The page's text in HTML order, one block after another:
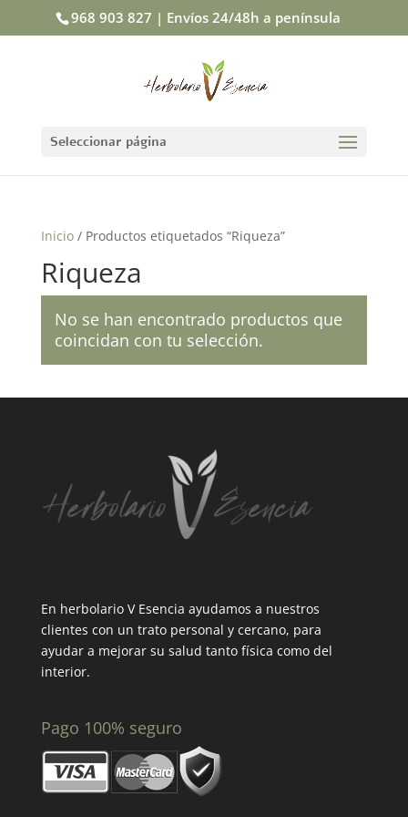
968 903 827 | Envíos 24/48h a península
Seleccionar página
Inicio/ Productos etiquetados “Riqueza”
Riqueza
No se han encontrado productos que
coincidan con tu selección.
En herbolario V Esencia ayudamos a nuestros
clientes con un trato personal y cercano, para
ayudar a mejorar su salud tanto física como del
interior.
Pago 100% seguro